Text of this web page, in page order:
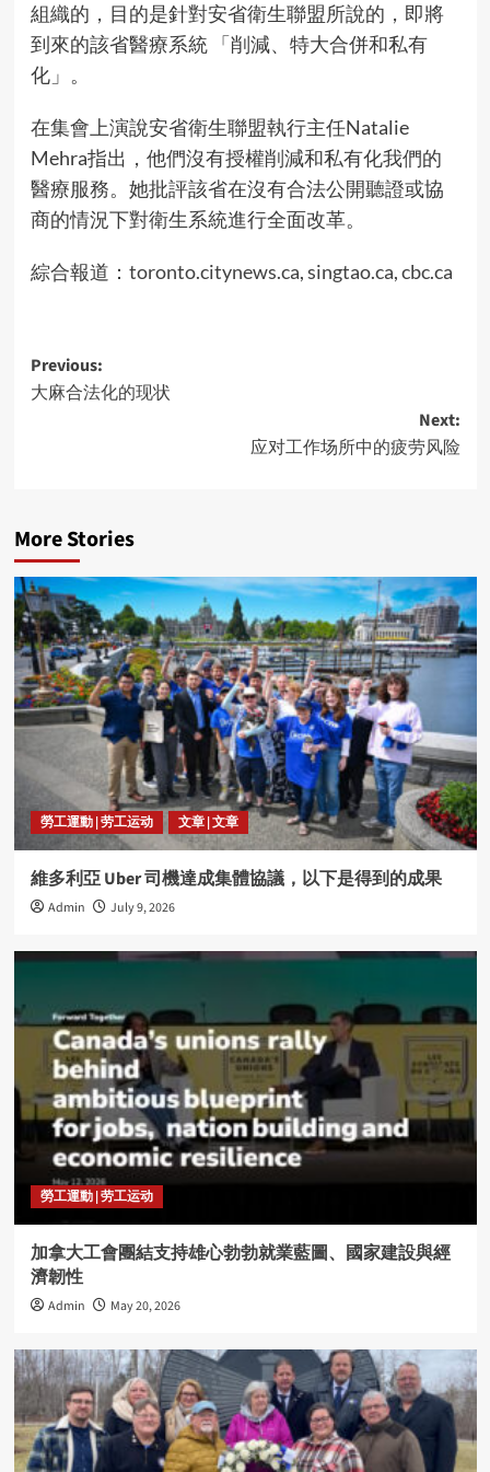
組織的，目的是針對安省衛生聯盟所說的，即將
到來的該省醫療系統 「削減、特大合併和私有
化」。
在集會上演說安省衛生聯盟執行主任Natalie
Mehra指出，他們沒有授權削減和私有化我們的
醫療服務。她批評該省在沒有合法公開聽證或協
商的情況下對衛生系統進行全面改革。
綜合報道： toronto.citynews.ca,singtao.ca,cbc.ca
Post
navigation
Previous:
大麻合法化的现状
Next:
应对工作场所中的疲劳风险
More Stories
勞工運動 | 劳工运动 文章 | 文章
維多利亞 Uber 司機達成集體協議，以下是得到的成果
Admin July 9, 2026
勞工運動 | 劳工运动
加拿大工會團結支持雄心勃勃就業藍圖、國家建設與經
濟韌性
Admin May 20, 2026